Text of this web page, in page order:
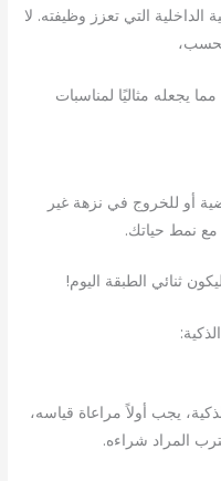
الداخلية التي تعزز وظيفته. لا
يجعله مثاليًا لمناسبات
أو للخروج في نزهة غير
مع نمط حياتك.
ثنائي الطبقة اليوم!
يجب أولاً مراعاة قياسه،
المراد شراءه.